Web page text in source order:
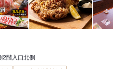
2階入口北側